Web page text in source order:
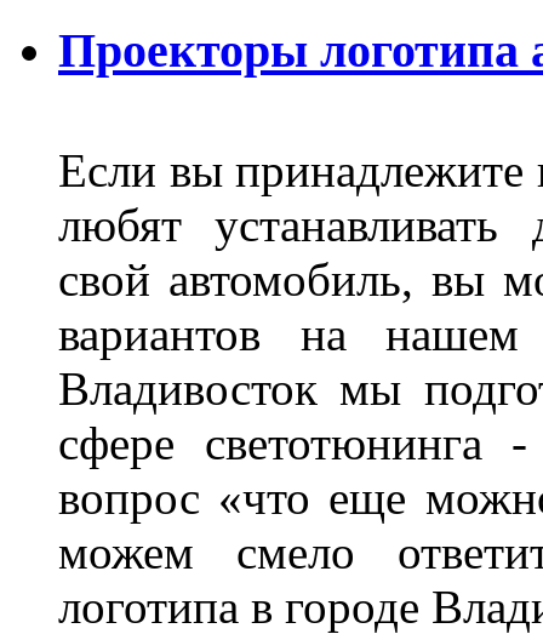
Проекторы логотипа
Если вы принадлежите
любят устанавливать
свой автомобиль, вы
вариантов на
Владивосток мы
сфере светотюнинга
вопрос «что еще
можем смело
логотипа в городе